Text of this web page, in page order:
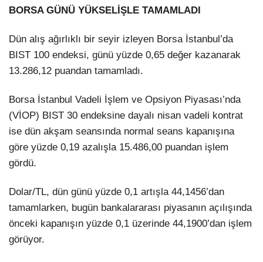
BORSA GÜNÜ YÜKSELİŞLE TAMAMLADI
Dün alış ağırlıklı bir seyir izleyen Borsa İstanbul’da
BIST 100 endeksi, günü yüzde 0,65 değer kazanarak
13.286,12 puandan tamamladı.
Borsa İstanbul Vadeli İşlem ve Opsiyon Piyasası’nda
(VİOP) BIST 30 endeksine dayalı nisan vadeli kontrat
ise dün akşam seansında normal seans kapanışına
göre yüzde 0,19 azalışla 15.486,00 puandan işlem
gördü.
Dolar/TL, dün günü yüzde 0,1 artışla 44,1456’dan
tamamlarken, bugün bankalararası piyasanın açılışında
önceki kapanışın yüzde 0,1 üzerinde 44,1900’dan işlem
görüyor.